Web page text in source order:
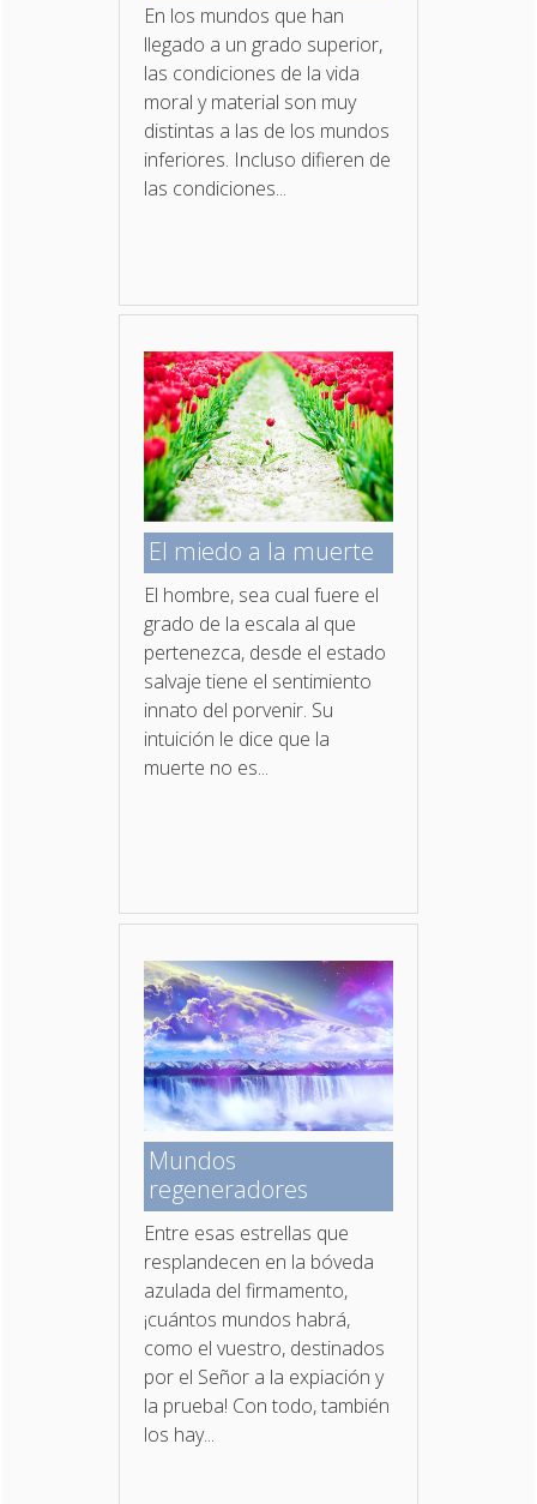
En los mundos que han
llegado a un grado superior,
las condiciones de la vida
moral y material son muy
distintas a las de los mundos
inferiores. Incluso difieren de
las condiciones...
El miedo a la muerte
El hombre, sea cual fuere el
grado de la escala al que
pertenezca, desde el estado
salvaje tiene el sentimiento
innato del porvenir. Su
intuición le dice que la
muerte no es...
Mundos
regeneradores
Entre esas estrellas que
resplandecen en la bóveda
azulada del firmamento,
¡cuántos mundos habrá,
como el vuestro, destinados
por el Señor a la expiación y
la prueba! Con todo, también
los hay...